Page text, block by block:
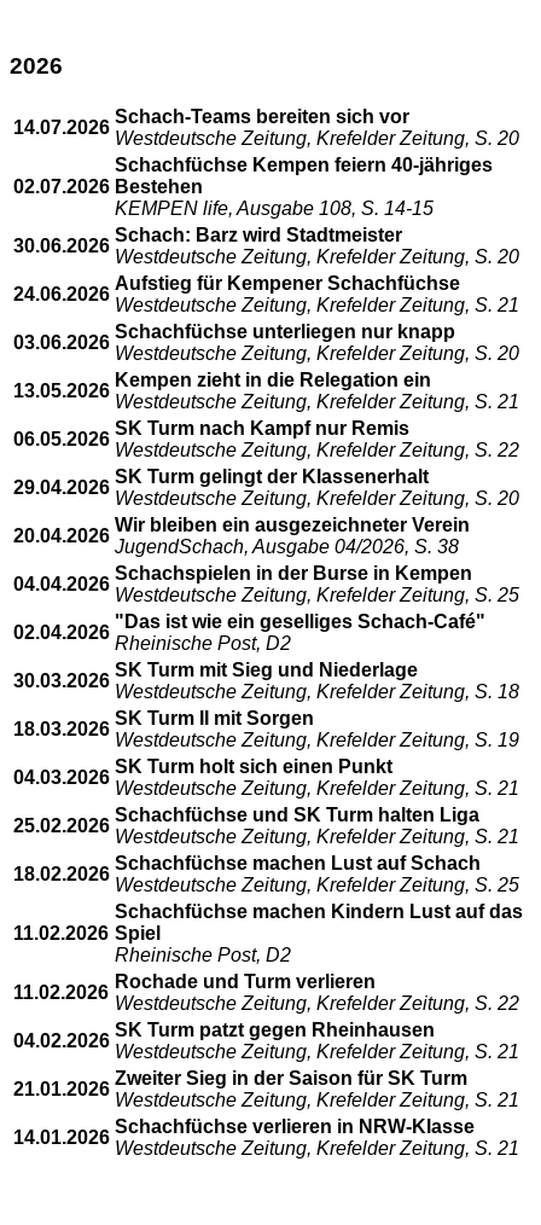
2026
14.07.2026
Schach-Teams bereiten sich vor
Westdeutsche Zeitung, Krefelder Zeitung, S. 20
02.07.2026
Schachfüchse Kempen feiern 40-jähriges
Bestehen
KEMPEN life, Ausgabe 108, S. 14-15
30.06.2026
Schach: Barz wird Stadtmeister
Westdeutsche Zeitung, Krefelder Zeitung, S. 20
24.06.2026
Aufstieg für Kempener Schachfüchse
Westdeutsche Zeitung, Krefelder Zeitung, S. 21
03.06.2026
Schachfüchse unterliegen nur knapp
Westdeutsche Zeitung, Krefelder Zeitung, S. 20
13.05.2026
Kempen zieht in die Relegation ein
Westdeutsche Zeitung, Krefelder Zeitung, S. 21
06.05.2026
SK Turm nach Kampf nur Remis
Westdeutsche Zeitung, Krefelder Zeitung, S. 22
29.04.2026
SK Turm gelingt der Klassenerhalt
Westdeutsche Zeitung, Krefelder Zeitung, S. 20
20.04.2026
Wir bleiben ein ausgezeichneter Verein
JugendSchach, Ausgabe 04/2026, S. 38
04.04.2026
Schachspielen in der Burse in Kempen
Westdeutsche Zeitung, Krefelder Zeitung, S. 25
02.04.2026
"Das ist wie ein geselliges Schach-Café"
Rheinische Post, D2
30.03.2026
SK Turm mit Sieg und Niederlage
Westdeutsche Zeitung, Krefelder Zeitung, S. 18
18.03.2026
SK Turm II mit Sorgen
Westdeutsche Zeitung, Krefelder Zeitung, S. 19
04.03.2026
SK Turm holt sich einen Punkt
Westdeutsche Zeitung, Krefelder Zeitung, S. 21
25.02.2026
Schachfüchse und SK Turm halten Liga
Westdeutsche Zeitung, Krefelder Zeitung, S. 21
18.02.2026
Schachfüchse machen Lust auf Schach
Westdeutsche Zeitung, Krefelder Zeitung, S. 25
11.02.2026
Schachfüchse machen Kindern Lust auf das
Spiel
Rheinische Post, D2
11.02.2026
Rochade und Turm verlieren
Westdeutsche Zeitung, Krefelder Zeitung, S. 22
04.02.2026
SK Turm patzt gegen Rheinhausen
Westdeutsche Zeitung, Krefelder Zeitung, S. 21
21.01.2026
Zweiter Sieg in der Saison für SK Turm
Westdeutsche Zeitung, Krefelder Zeitung, S. 21
14.01.2026
Schachfüchse verlieren in NRW-Klasse
Westdeutsche Zeitung, Krefelder Zeitung, S. 21